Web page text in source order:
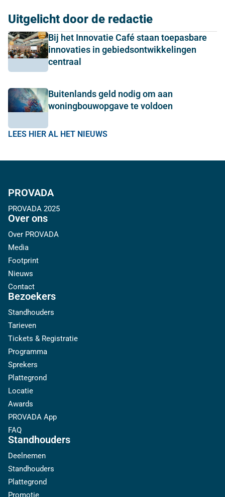
Uitgelicht door de redactie
Bij het Innovatie Café staan toepasbare
innovaties in gebiedsontwikkelingen
centraal
Buitenlands geld nodig om aan
woningbouwopgave te voldoen
LEES HIER AL HET NIEUWS
PROVADA
PROVADA 2025
Over ons
Over PROVADA
Media
Footprint
Nieuws
Contact
Bezoekers
Standhouders
Tarieven
Tickets & Registratie
Programma
Sprekers
Plattegrond
Locatie
Awards
PROVADA App
FAQ
Standhouders
Deelnemen
Standhouders
Plattegrond
Promotie